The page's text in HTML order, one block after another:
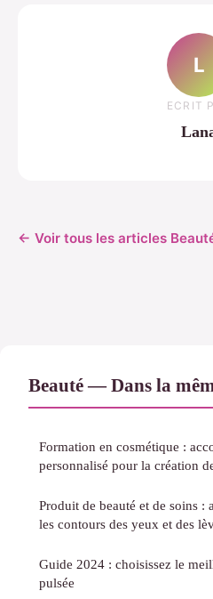
L
ECRIT
← Voir tous les articles
Beauté — Dans la
Formation en cosmétique :
personnalisé pour la création
Produit de beauté et de soins :
les contours des yeux et des
Guide 2024 : choisissez le
pulsée